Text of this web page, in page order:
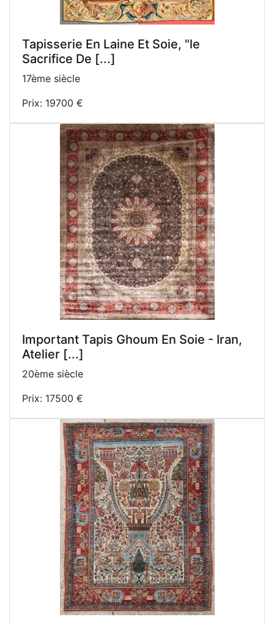
Tapisserie En Laine Et Soie, "le
Sacrifice De [...]
17ème siècle
Prix: 19700 €
Important Tapis Ghoum En Soie - Iran,
Atelier [...]
20ème siècle
Prix: 17500 €